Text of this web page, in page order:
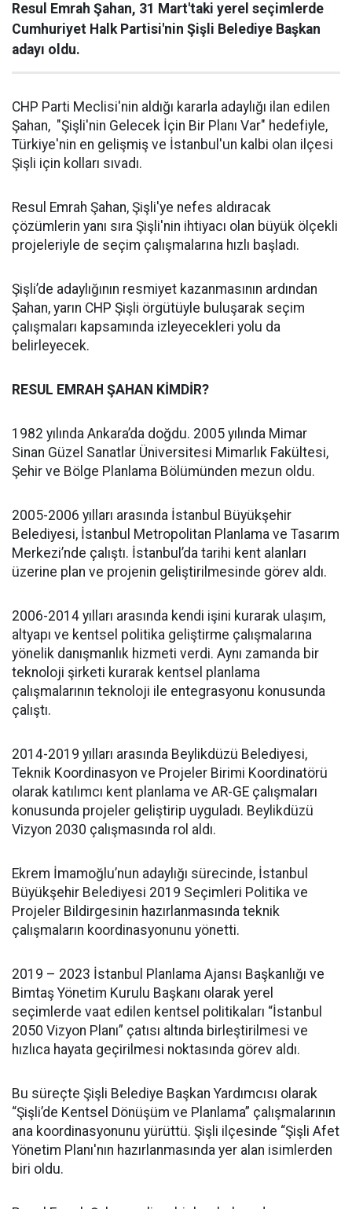
Resul Emrah Şahan, 31 Mart'taki yerel seçimlerde
Cumhuriyet Halk Partisi'nin Şişli Belediye Başkan
adayı oldu.
CHP Parti Meclisi'nin aldığı kararla adaylığı ilan edilen
Şahan, "Şişli'nin Gelecek İçin Bir Planı Var" hedefiyle,
Türkiye'nin en gelişmiş ve İstanbul'un kalbi olan ilçesi
Şişli için kolları sıvadı.
Resul Emrah Şahan, Şişli'ye nefes aldıracak
çözümlerin yanı sıra Şişli'nin ihtiyacı olan büyük ölçekli
projeleriyle de seçim çalışmalarına hızlı başladı.
Şişli’de adaylığının resmiyet kazanmasının ardından
Şahan, yarın CHP Şişli örgütüyle buluşarak seçim
çalışmaları kapsamında izleyecekleri yolu da
belirleyecek.
RESUL EMRAH ŞAHAN KİMDİR?
1982 yılında Ankara’da doğdu. 2005 yılında Mimar
Sinan Güzel Sanatlar Üniversitesi Mimarlık Fakültesi,
Şehir ve Bölge Planlama Bölümünden mezun oldu.
2005-2006 yılları arasında İstanbul Büyükşehir
Belediyesi, İstanbul Metropolitan Planlama ve Tasarım
Merkezi’nde çalıştı. İstanbul’da tarihi kent alanları
üzerine plan ve projenin geliştirilmesinde görev aldı.
2006-2014 yılları arasında kendi işini kurarak ulaşım,
altyapı ve kentsel politika geliştirme çalışmalarına
yönelik danışmanlık hizmeti verdi. Aynı zamanda bir
teknoloji şirketi kurarak kentsel planlama
çalışmalarının teknoloji ile entegrasyonu konusunda
çalıştı.
2014-2019 yılları arasında Beylikdüzü Belediyesi,
Teknik Koordinasyon ve Projeler Birimi Koordinatörü
olarak katılımcı kent planlama ve AR-GE çalışmaları
konusunda projeler geliştirip uyguladı. Beylikdüzü
Vizyon 2030 çalışmasında rol aldı.
Ekrem İmamoğlu’nun adaylığı sürecinde, İstanbul
Büyükşehir Belediyesi 2019 Seçimleri Politika ve
Projeler Bildirgesinin hazırlanmasında teknik
çalışmaların koordinasyonunu yönetti.
2019 – 2023 İstanbul Planlama Ajansı Başkanlığı ve
Bimtaş Yönetim Kurulu Başkanı olarak yerel
seçimlerde vaat edilen kentsel politikaları “İstanbul
2050 Vizyon Planı” çatısı altında birleştirilmesi ve
hızlıca hayata geçirilmesi noktasında görev aldı.
Bu süreçte Şişli Belediye Başkan Yardımcısı olarak
“Şişli’de Kentsel Dönüşüm ve Planlama” çalışmalarının
ana koordinasyonunu yürüttü. Şişli ilçesinde “Şişli Afet
Yönetim Planı'nın hazırlanmasında yer alan isimlerden
biri oldu.